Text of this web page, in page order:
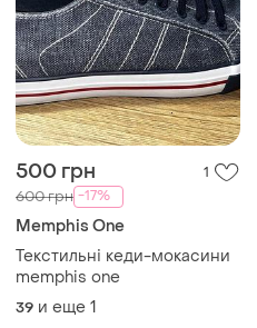
500 грн 1
600 грн -17%
Memphis One
Текстильні кеди-мокасини
memphis one
39 и еще 1